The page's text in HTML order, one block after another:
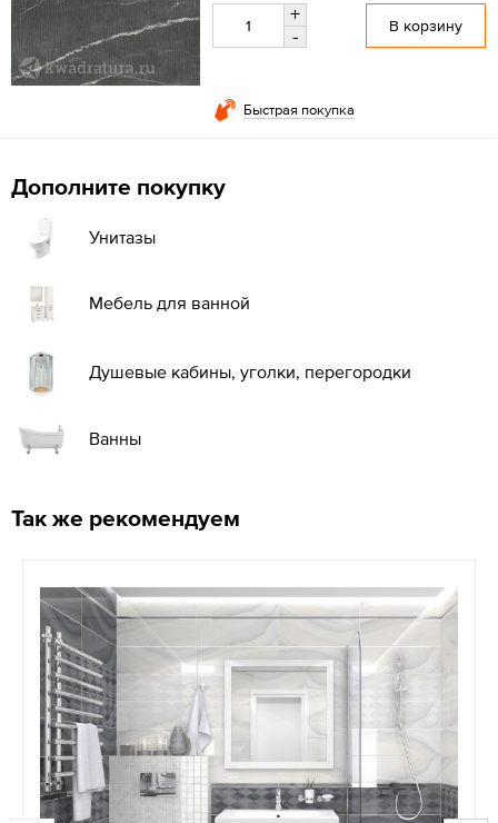
+
-
В корзину
Быстрая покупка
Дополните покупку
Унитазы
Мебель для ванной
Душевые кабины, уголки, перегородки
Ванны
Так же рекомендуем